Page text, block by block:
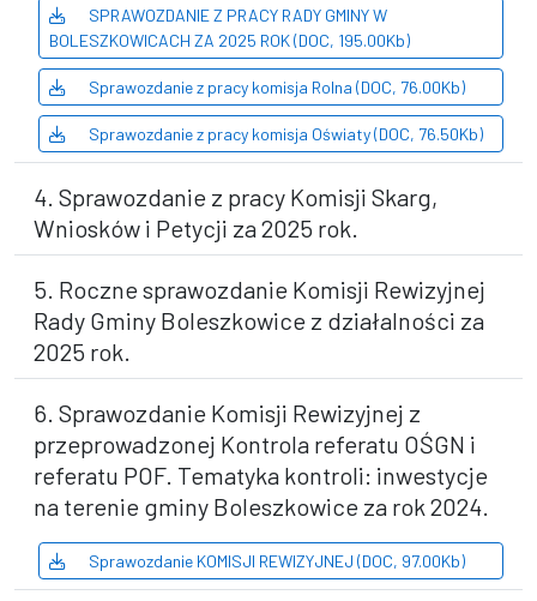
SPRAWOZDANIE Z PRACY RADY GMINY W
BOLESZKOWICACH ZA 2025 ROK (DOC, 195.00Kb)
Sprawozdanie z pracy komisja Rolna (DOC, 76.00Kb)
Sprawozdanie z pracy komisja Oświaty (DOC, 76.50Kb)
4. Sprawozdanie z pracy Komisji Skarg,
Wniosków i Petycji za 2025 rok.
5. Roczne sprawozdanie Komisji Rewizyjnej
Rady Gminy Boleszkowice z działalności za
2025 rok.
6. Sprawozdanie Komisji Rewizyjnej z
przeprowadzonej Kontrola referatu OŚGN i
referatu POF. Tematyka kontroli: inwestycje
na terenie gminy Boleszkowice za rok 2024.
Sprawozdanie KOMISJI REWIZYJNEJ (DOC, 97.00Kb)